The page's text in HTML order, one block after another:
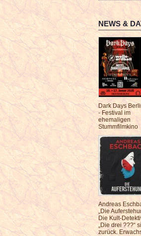
NEWS &
Dark Days
- Festival im
ehemaligen
Stummfilmkino
Andreas
„Die
Die Kult-
„Die drei ???“
zurück.